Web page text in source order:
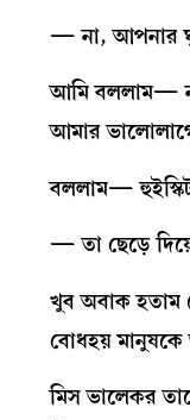
— না, আপনার
আমি বললাম—
আমার
বললাম—
— তা ছেড়ে
খুব অবাক
বোধহয় মানুষকে
মিস ভালেকর